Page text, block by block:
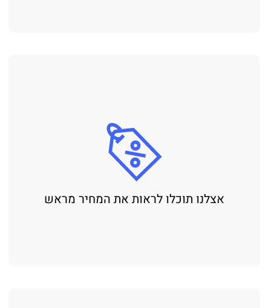
אצלנו תוכלו לראות את המחיר מראש